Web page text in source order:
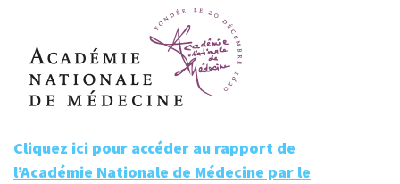
Cliquez ici pour accéder au rapport de
l’Académie Nationale de Médecine par le